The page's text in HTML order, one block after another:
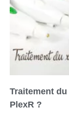
Traitement
PlexR ?